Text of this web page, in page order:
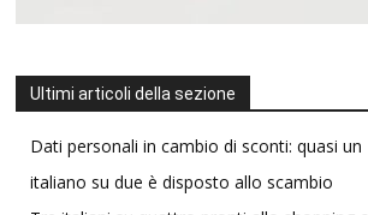
Ultimi articoli della sezione
Dati personali in cambio di sconti: quasi un
italiano su due è disposto allo scambio